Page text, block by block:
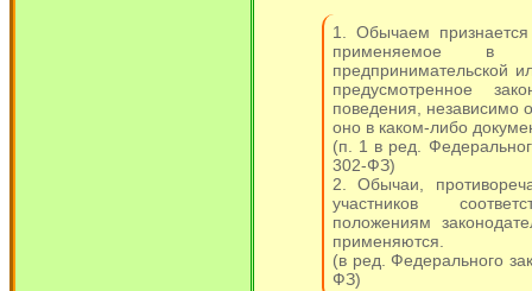
1. Обычаем
применяемое в
предпринимательской
предусмотренное
поведения, независимо
оно в каком-либо
(п. 1 в ред.
302-ФЗ)
2. Обычаи,
участников
положениям
применяются.
(в ред. Федерального
ФЗ)